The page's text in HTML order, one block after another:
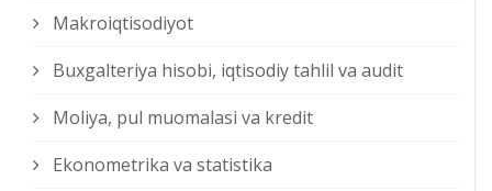
Makroiqtisodiyot
Buxgalteriya hisobi, iqtisodiy tahlil va audit
Moliya, pul muomalasi va kredit
Ekonometrika va statistika